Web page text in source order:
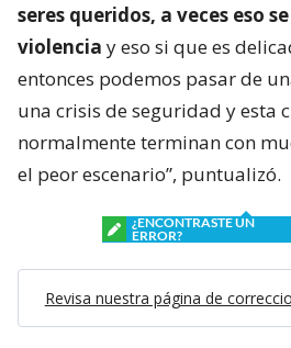
seres queridos, a veces eso
violencia y eso si que es
entonces podemos pasar de
una crisis de seguridad y esta
normalmente terminan con
el peor escenario”, puntualizó.
¿ENCONTRASTE UN
ERROR?
Revisa nuestra página de